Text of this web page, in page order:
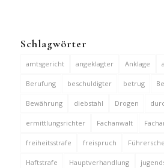
Schlagwörter
amtsgericht angeklagter Anklage
Berufung beschuldigter betrug
Bewährung diebstahl Drogen
ermittlungsrichter Fachanwalt
freiheitsstrafe freispruch
Haftstrafe Hauptverhandlung